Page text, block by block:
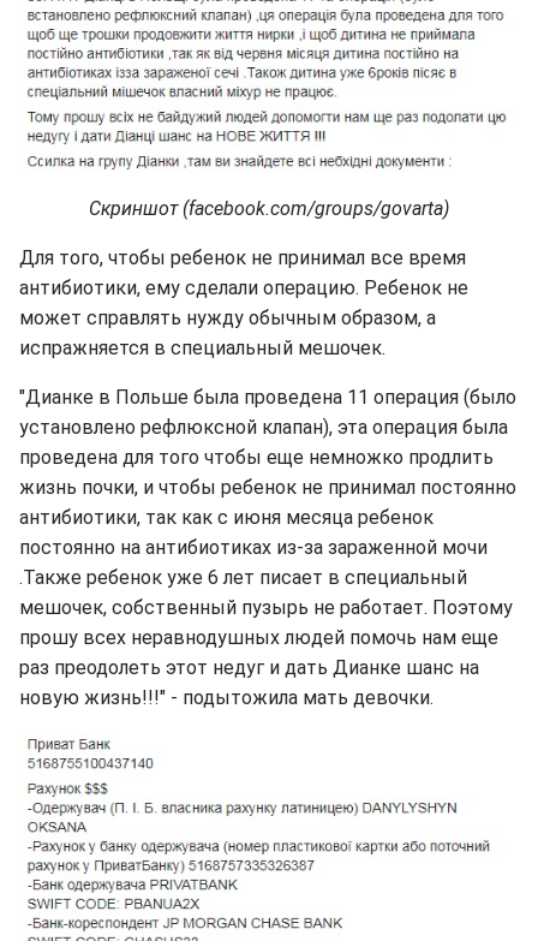
Скриншот (facebook.com/groups/govarta)
Для того, чтобы ребенок не принимал все время
антибиотики, ему сделали операцию. Ребенок не
может справлять нужду обычным образом, а
испражняется в специальный мешочек.
"Дианке в Польше была проведена 11 операция (было
установлено рефлюксной клапан), эта операция была
проведена для того чтобы еще немножко продлить
жизнь почки, и чтобы ребенок не принимал постоянно
антибиотики, так как с июня месяца ребенок
постоянно на антибиотиках из-за зараженной мочи
.Также ребенок уже 6 лет писает в специальный
мешочек, собственный пузырь не работает. Поэтому
прошу всех неравнодушных людей помочь нам еще
раз преодолеть этот недуг и дать Дианке шанс на
новую жизнь!!!" - подытожила мать девочки.